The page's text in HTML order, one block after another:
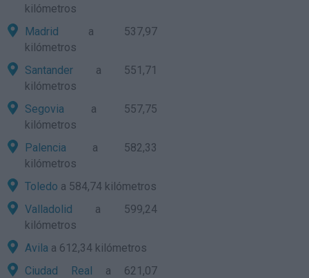
kilómetros
Madrid a 537,97
kilómetros
Santander a 551,71
kilómetros
Segovia a 557,75
kilómetros
Palencia a 582,33
kilómetros
Toledo a 584,74 kilómetros
Valladolid a 599,24
kilómetros
Avila a 612,34 kilómetros
Ciudad Real a 621,07